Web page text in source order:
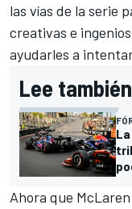
las vías de la serie
creativas e
ayudarles a
Lee
Ahora que McLaren